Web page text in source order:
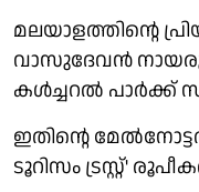
മലയാളത്തിന്റെ
വാസുദേവൻ
കൾച്ചറൽ പാർക്ക്
ഇതിന്റെ
ടൂറിസം ട്രസ്റ്റ്'